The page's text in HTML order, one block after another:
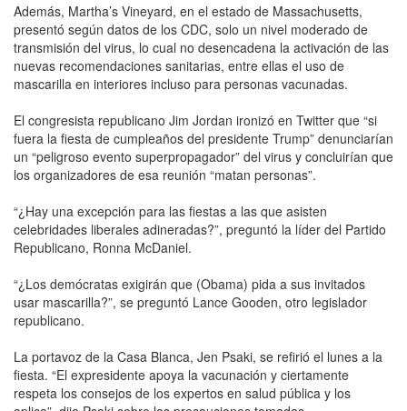
Además, Martha’s Vineyard, en el estado de Massachusetts,
presentó según datos de los CDC, solo un nivel moderado de
transmisión del virus, lo cual no desencadena la activación de las
nuevas recomendaciones sanitarias, entre ellas el uso de
mascarilla en interiores incluso para personas vacunadas.
El congresista republicano Jim Jordan ironizó en Twitter que “si
fuera la fiesta de cumpleaños del presidente Trump” denunciarían
un “peligroso evento superpropagador” del virus y concluirían que
los organizadores de esa reunión “matan personas”.
“¿Hay una excepción para las fiestas a las que asisten
celebridades liberales adineradas?”, preguntó la líder del Partido
Republicano, Ronna McDaniel.
“¿Los demócratas exigirán que (Obama) pida a sus invitados
usar mascarilla?”, se preguntó Lance Gooden, otro legislador
republicano.
La portavoz de la Casa Blanca, Jen Psaki, se refirió el lunes a la
fiesta. “El expresidente apoya la vacunación y ciertamente
respeta los consejos de los expertos en salud pública y los